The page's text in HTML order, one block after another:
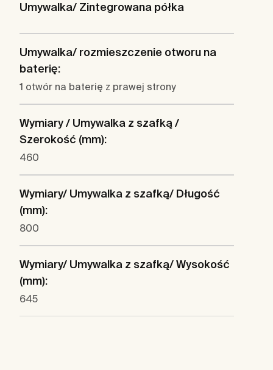
Umywalka/ Zintegrowana półka
Umywalka/ rozmieszczenie otworu na
baterię:
1 otwór na baterię z prawej strony
Wymiary / Umywalka z szafką /
Szerokość (mm):
460
Wymiary/ Umywalka z szafką/ Długość
(mm):
800
Wymiary/ Umywalka z szafką/ Wysokość
(mm):
645